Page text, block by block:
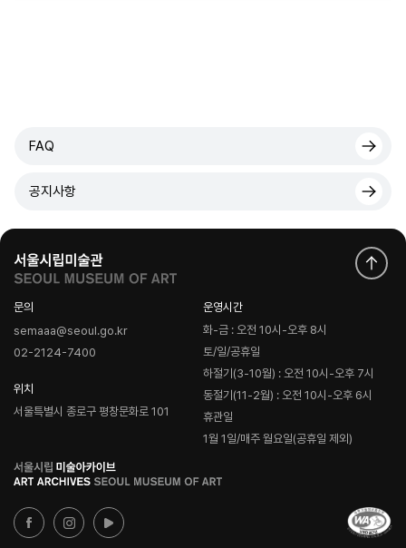
FAQ
공지사항
문의
semaaa@seoul.go.kr
02-2124-7400
위치
서울특별시 종로구 평창문화로 101
운영시간
화-금 : 오전 10시-오후 8시
토/일/공휴일
하절기(3-10월) : 오전 10시-오후 7시
동절기(11-2월) : 오전 10시-오후 6시
휴관일
1월 1일/매주 월요일(공휴일 제외)
로
고